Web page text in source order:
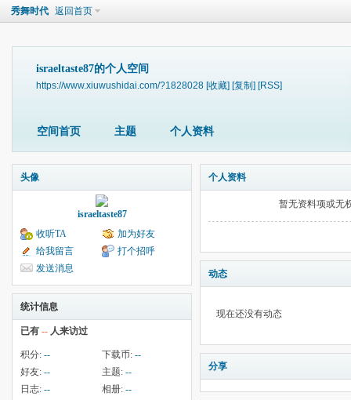
秀舞时代 返回首页
israeltaste87的个人空间
https://www.xiuwushidai.com/?1828028 [收藏] [复制] [RSS]
空间首页 主题 个人资料
头像
israeltaste87
收听TA
加为好友
给我留言
打个招呼
发送消息
统计信息
已有 -- 人来访过
积分: -- 下载币: --
好友: -- 主题: --
日志: -- 相册: --
个人资料
暂无资料项或无
动态
现在还没有动态
分享